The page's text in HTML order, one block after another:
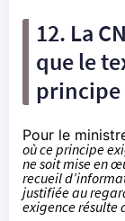
12. La
que le
principe
Pour le
où ce principe
ne soit mise en
recueil
justifiée au
exigence